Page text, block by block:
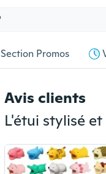
Section Promos
Avis clients